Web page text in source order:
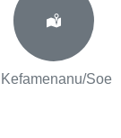
Kefamenanu/Soe